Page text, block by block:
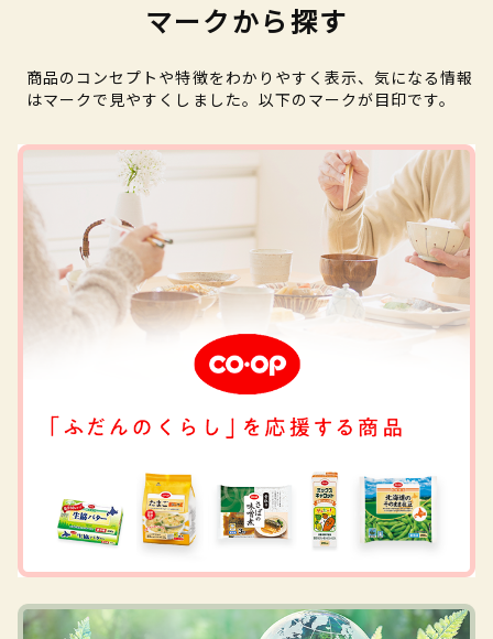
マークから探す
商品のコンセプトや特徴をわかりやすく表示、気になる情報
はマークで見やすくしました。以下のマークが目印です。